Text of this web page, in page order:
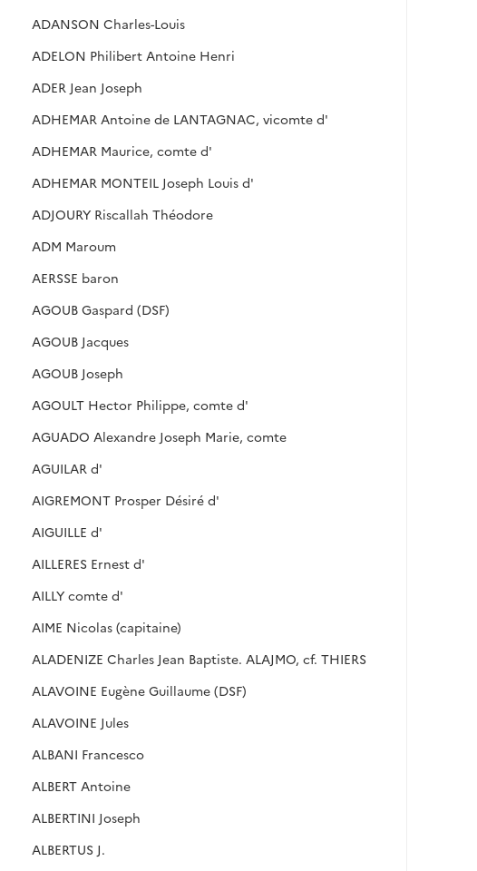
ADANSON Charles-Louis
ADELON Philibert Antoine Henri
ADER Jean Joseph
ADHEMAR Antoine de LANTAGNAC, vicomte d'
ADHEMAR Maurice, comte d'
ADHEMAR MONTEIL Joseph Louis d'
ADJOURY Riscallah Théodore
ADM Maroum
AERSSE baron
AGOUB Gaspard (DSF)
AGOUB Jacques
AGOUB Joseph
AGOULT Hector Philippe, comte d'
AGUADO Alexandre Joseph Marie, comte
AGUILAR d'
AIGREMONT Prosper Désiré d'
AIGUILLE d'
AILLERES Ernest d'
AILLY comte d'
AIME Nicolas (capitaine)
ALADENIZE Charles Jean Baptiste. ALAJMO, cf. THIERS
ALAVOINE Eugène Guillaume (DSF)
ALAVOINE Jules
ALBANI Francesco
ALBERT Antoine
ALBERTINI Joseph
ALBERTUS J.